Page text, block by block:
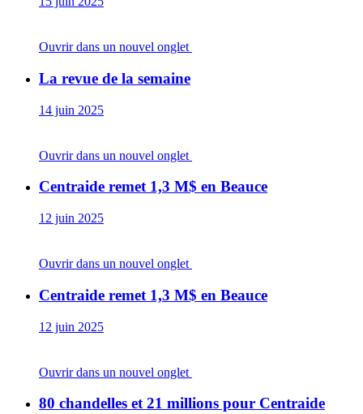
Ouvrir dans un nouvel onglet
La revue de la semaine
14 juin 2025
Ouvrir dans un nouvel onglet
Centraide remet 1,3 M$ en Beauce
12 juin 2025
Ouvrir dans un nouvel onglet
Centraide remet 1,3 M$ en Beauce
12 juin 2025
Ouvrir dans un nouvel onglet
80 chandelles et 21 millions pour Centraide